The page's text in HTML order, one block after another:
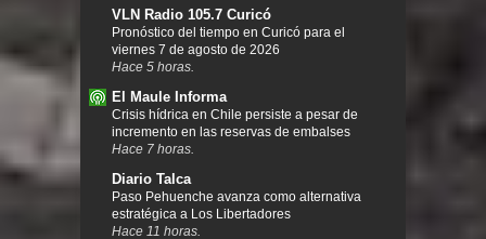
VLN Radio 105.7 Curicó
Pronóstico del tiempo en Curicó para el
viernes 7 de agosto de 2026
Hace 5 horas.
El Maule Informa
Crisis hídrica en Chile persiste a pesar de
incremento en las reservas de embalses
Hace 7 horas.
Diario Talca
Paso Pehuenche avanza como alternativa
estratégica a Los Libertadores
Hace 11 horas.